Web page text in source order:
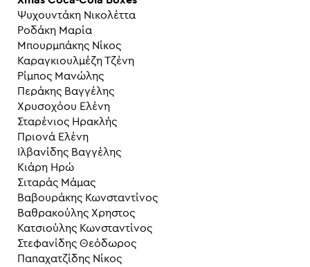
Ψυχουντάκη Νικολέττα
Ροδάκη Μαρία
Μπουρμπάκης Νίκος
Καραγκιουλμέζη Τζένη
Ρίμπος Μανώλης
Περάκης Βαγγέλης
Χρυσοχόου Ελένη
Σταρένιος Ηρακλής
Πριονά Ελένη
Ιλβανίδης Βαγγέλης
Κιάρη Ηρώ
Σιταράς Μάμας
Βαβουράκης Κωνσταντίνος
Βαθρακούλης Χρηστος
Κατσιούλης Κωνσταντίνος
Στεφανίδης Θεόδωρος
Παπαχατζίδης Νίκος